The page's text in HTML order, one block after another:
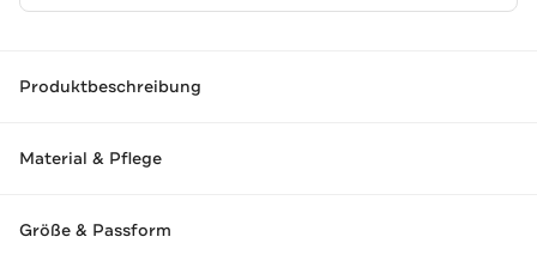
Produktbeschreibung
Material & Pflege
Größe & Passform